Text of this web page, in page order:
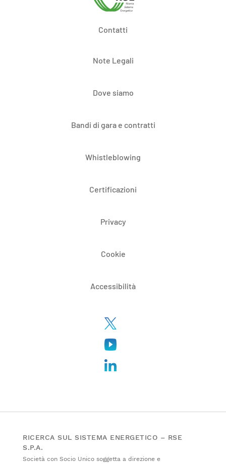
Contatti
Note Legali
Dove siamo
Bandi di gara e contratti
Whistleblowing
Certificazioni
Privacy
Cookie
Accessibilità
RICERCA SUL SISTEMA ENERGETICO – RSE
S.P.A.
Società con Socio Unico soggetta a direzione e